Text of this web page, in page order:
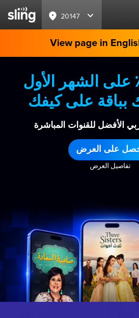
20147
View page in
٥٠٪ على الشهر الأول
بباقة على كيفك
الأفضل للقنوات المباشرة
على العرض
تفاصيل العرض